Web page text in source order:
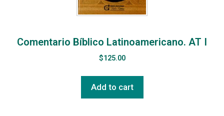
Comentario Bíblico Latinoamericano. AT I
$125.00
Add to cart